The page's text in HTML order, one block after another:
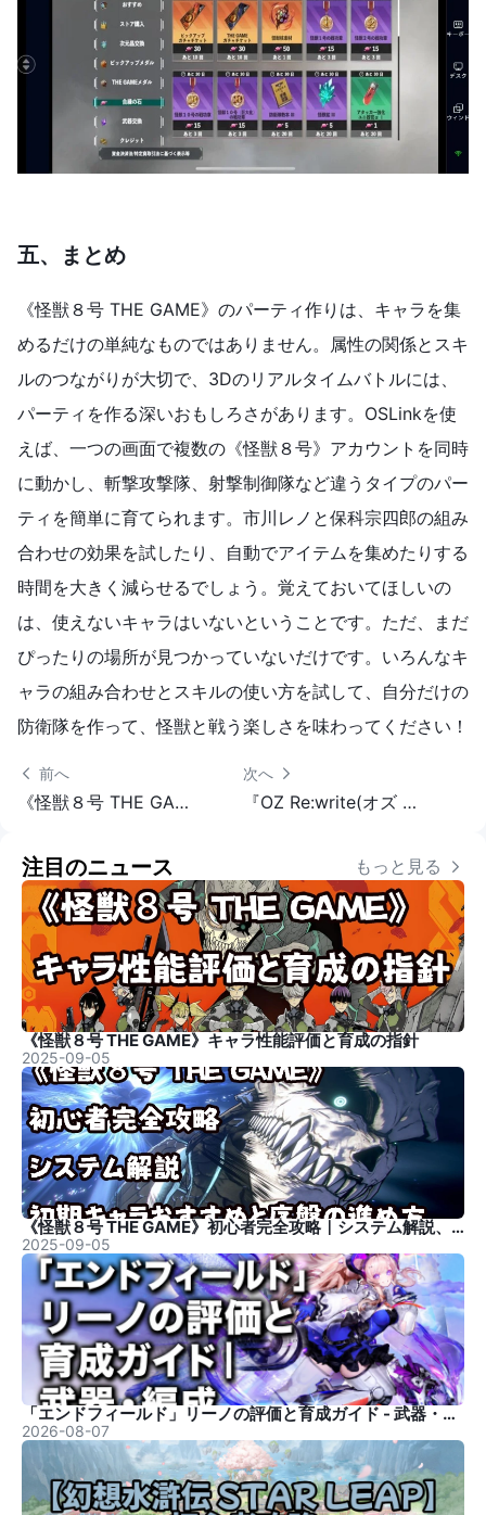
五、まとめ
《怪獣８号 THE GAME》のパーティ作りは、キャラを集
めるだけの単純なものではありません。属性の関係とスキ
ルのつながりが大切で、3Dのリアルタイムバトルには、
パーティを作る深いおもしろさがあります。OSLinkを使
えば、一つの画面で複数の《怪獣８号》アカウントを同時
に動かし、斬撃攻撃隊、射撃制御隊など違うタイプのパー
ティを簡単に育てられます。市川レノと保科宗四郎の組み
合わせの効果を試したり、自動でアイテムを集めたりする
時間を大きく減らせるでしょう。覚えておいてほしいの
は、使えないキャラはいないということです。ただ、まだ
ぴったりの場所が見つかっていないだけです。いろんなキ
ャラの組み合わせとスキルの使い方を試して、自分だけの
防衛隊を作って、怪獣と戦う楽しさを味わってください！
前へ
《怪獣８号 THE GAME》初心者完全攻略｜システム解説、初期キャラおすすめと序盤の進め方
次へ
『OZ Re:write(オズ リライト)』キャラ編成ガイド
注目のニュース もっと見る
《怪獣８号 THE GAME》キャラ性能評価と育成の指針
2025-09-05
《怪獣８号 THE GAME》初心者完全攻略｜システム解説、初期キャラおすすめと序盤の進め方
2025-09-05
「エンドフィールド」リーノの評価と育成ガイド - 武器・編成
2026-08-07